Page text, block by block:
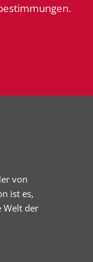
von
ist es,
Welt der